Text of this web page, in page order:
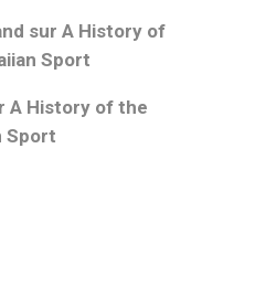
sur A History of
Sport
A History of the
Sport